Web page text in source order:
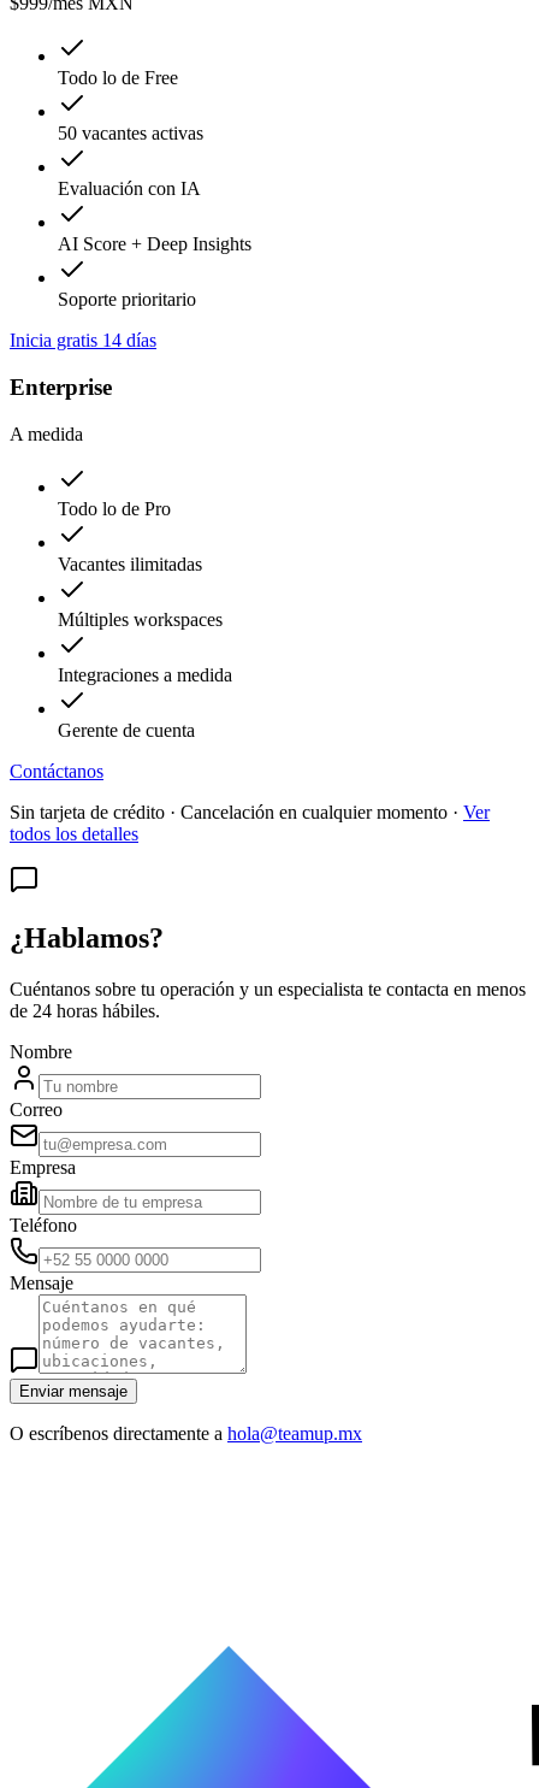
Todo lo de Free
50 vacantes activas
Evaluación con IA
AI Score + Deep Insights
Soporte prioritario
Inicia gratis 14 días
Enterprise
A medida
Todo lo de Pro
Vacantes ilimitadas
Múltiples workspaces
Integraciones a medida
Gerente de cuenta
Contáctanos
Sin tarjeta de crédito · Cancelación en cualquier momento · Ver
todos los detalles
¿Hablamos?
Cuéntanos sobre tu operación y un especialista te contacta en menos
de 24 horas hábiles.
Nombre
Correo
Empresa
Teléfono
Mensaje
Enviar mensaje
O escríbenos directamente a hola@teamup.mx